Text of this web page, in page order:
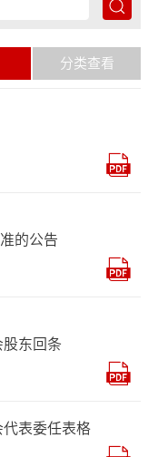
分类查看
的公告
东回条
表委任表格